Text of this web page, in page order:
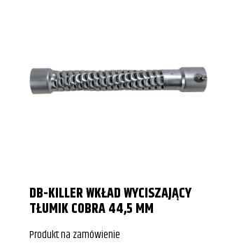
DB-KILLER WKŁAD WYCISZAJĄCY
TŁUMIK COBRA 44,5 MM
Produkt na zamówienie